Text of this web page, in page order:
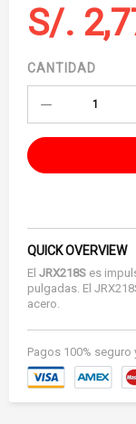
S/.
CANTIDAD
QUICK OVERVIEW
El JRX218S es
pulgadas. El
acero.
Pagos 100% seguro